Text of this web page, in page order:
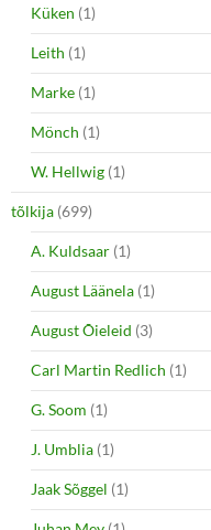
Küken (1)
Leith (1)
Marke (1)
Mönch (1)
W. Hellwig (1)
tõlkija (699)
A. Kuldsaar (1)
August Läänela (1)
August Õieleid (3)
Carl Martin Redlich (1)
G. Soom (1)
J. Umblia (1)
Jaak Sõggel (1)